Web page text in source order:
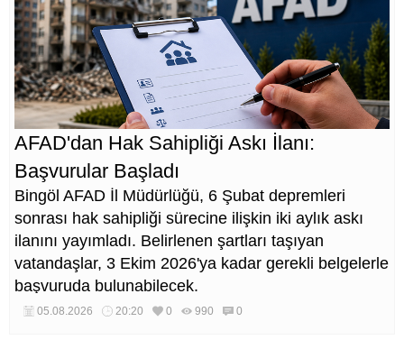
AFAD'dan Hak Sahipliği Askı İlanı:
Başvurular Başladı
Bingöl AFAD İl Müdürlüğü, 6 Şubat depremleri
sonrası hak sahipliği sürecine ilişkin iki aylık askı
ilanını yayımladı. Belirlenen şartları taşıyan
vatandaşlar, 3 Ekim 2026'ya kadar gerekli belgelerle
başvuruda bulunabilecek.
05.08.2026 20:20 0 990 0